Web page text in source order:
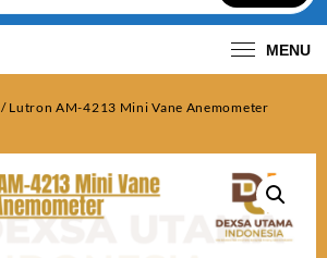
MENU
/ Lutron AM-4213 Mini Vane Anemometer